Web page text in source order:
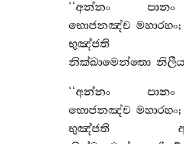
‘‘අන්නං
භොජනඤ්ච මහාරහං;
භුඤ්ජති
නික්ඛාමෙන්තො
‘‘අන්නං
භොජනඤ්ච මහාරහං;
භුඤ්ජති